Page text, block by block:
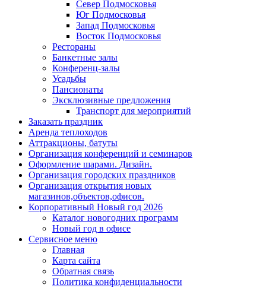
Север Подмосковья
Юг Подмосковья
Запад Подмосковья
Восток Подмосковья
Рестораны
Банкетные залы
Конференц-залы
Усадьбы
Пансионаты
Эксклюзивные предложения
Транспорт для мероприятий
Заказать праздник
Аренда теплоходов
Аттракционы, батуты
Организация конференций и семинаров
Оформление шарами. Дизайн.
Организация городских праздников
Организация открытия новых
магазинов,объектов,офисов.
Корпоративный Новый год 2026
Каталог новогодних программ
Новый год в офисе
Сервисное меню
Главная
Карта сайта
Обратная связь
Политика конфиденциальности